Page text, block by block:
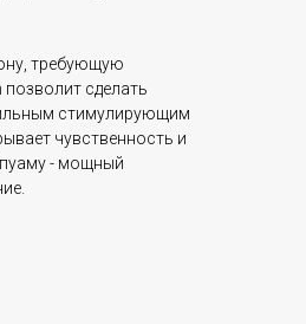
требующую
сделать
стимулирующим
чувственность и
- мощный